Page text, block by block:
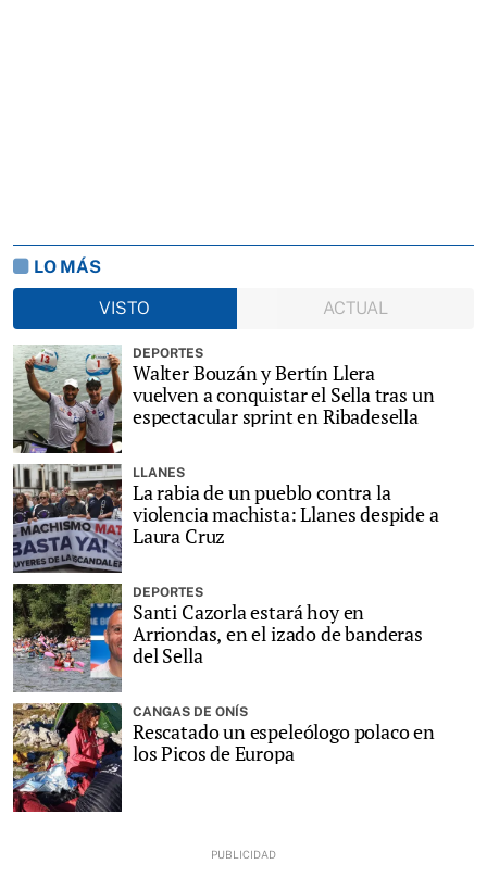
LO MÁS
VISTO
ACTUAL
DEPORTES
Walter Bouzán y Bertín Llera
vuelven a conquistar el Sella tras un
espectacular sprint en Ribadesella
LLANES
La rabia de un pueblo contra la
violencia machista: Llanes despide a
Laura Cruz
DEPORTES
Santi Cazorla estará hoy en
Arriondas, en el izado de banderas
del Sella
CANGAS DE ONÍS
Rescatado un espeleólogo polaco en
los Picos de Europa